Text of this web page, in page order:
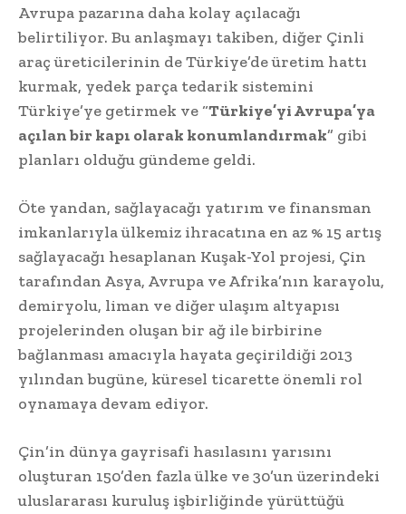
Avrupa pazarına daha kolay açılacağı
belirtiliyor. Bu anlaşmayı takiben, diğer Çinli
araç üreticilerinin de Türkiye’de üretim hattı
kurmak, yedek parça tedarik sistemini
Türkiye’ye getirmek ve “Türkiye’yi Avrupa’ya
açılan bir kapı olarak konumlandırmak” gibi
planları olduğu gündeme geldi.
Öte yandan, sağlayacağı yatırım ve finansman
imkanlarıyla ülkemiz ihracatına en az % 15 artış
sağlayacağı hesaplanan Kuşak-Yol projesi, Çin
tarafından Asya, Avrupa ve Afrika’nın karayolu,
demiryolu, liman ve diğer ulaşım altyapısı
projelerinden oluşan bir ağ ile birbirine
bağlanması amacıyla hayata geçirildiği 2013
yılından bugüne, küresel ticarette önemli rol
oynamaya devam ediyor.
Çin’in dünya gayrisafi hasılasını yarısını
oluşturan 150’den fazla ülke ve 30’un üzerindeki
uluslararası kuruluş işbirliğinde yürüttüğü